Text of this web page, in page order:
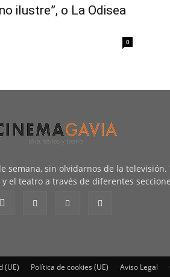
ilustre”, o La Odisea
0
semana, sin olvidarnos de la
el teatro a través de diferentes
(UE) Política de cookies (UE) Aviso Legal